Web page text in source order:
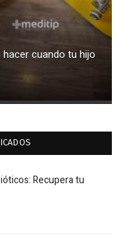
hacer cuando tu hijo
Recupera tu